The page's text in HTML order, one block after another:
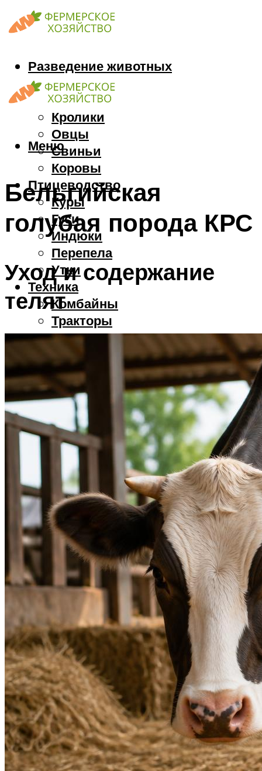
Разведение животных
Козы
Кони
Кролики
Овцы
Свиньи
Коровы
Птицеводство
Куры
Гуси
Индюки
Перепела
Утки
Техника
Комбайны
Тракторы
Меню
Меню
Бельгийская
голубая порода КРС
Уход и содержание
телят